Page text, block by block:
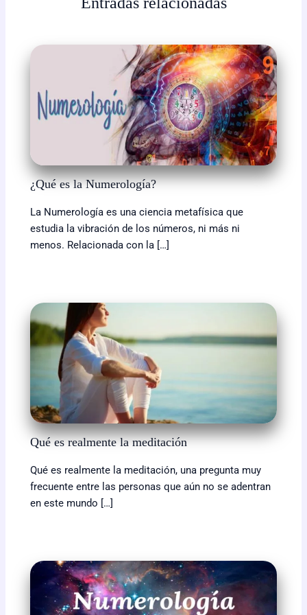
o g
r
p
p
a
m
n
k
¿Qué es la Numerología?
La Numerología es una ciencia metafísica que
estudia la vibración de los números, ni más ni
menos. Relacionada con la […]
Qué es realmente la meditación
Qué es realmente la meditación, una pregunta muy
frecuente entre las personas que aún no se adentran
en este mundo […]